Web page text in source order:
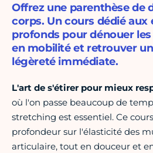
Offrez une parenthèse de
corps. Un cours dédié aux
profonds pour dénouer
en mobilité et retrouver
légèreté immédiate.
L'art de s'étirer pour mieux
où l'on passe beaucoup de
stretching est essentiel. Ce
profondeur sur l'élasticité des
articulaire, tout en douceur et